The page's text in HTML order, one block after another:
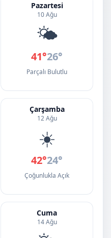
Pazartesi
10 Ağu
🌤️
41°26°
Parçalı Bulutlu
Çarşamba
12 Ağu
☀️
42°24°
Çoğunlukla Açık
Cuma
14 Ağu